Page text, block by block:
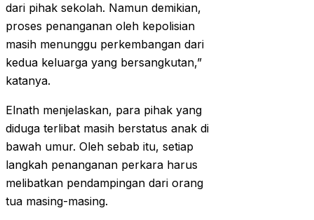
dari pihak sekolah. Namun demikian,
proses penanganan oleh kepolisian
masih menunggu perkembangan dari
kedua keluarga yang bersangkutan,”
katanya.
Elnath menjelaskan, para pihak yang
diduga terlibat masih berstatus anak di
bawah umur. Oleh sebab itu, setiap
langkah penanganan perkara harus
melibatkan pendampingan dari orang
tua masing-masing.